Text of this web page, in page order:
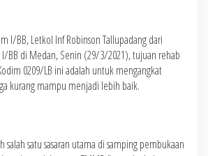
I/BB, Letkol Inf Robinson Tallupadang dari
BB di Medan, Senin (29/3/2021), tujuan rehab
0209/LB ini adalah untuk mengangkat
kurang mampu menjadi lebih baik.
salah satu sasaran utama di samping pembukaan